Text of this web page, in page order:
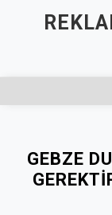
GEBZE